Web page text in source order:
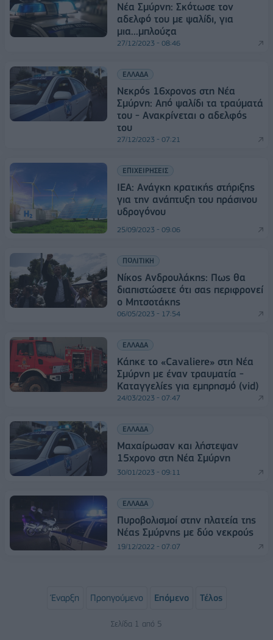
Νέα Σμύρνη: Σκότωσε τον
αδελφό του με ψαλίδι, για
μια...μπλούζα
27/12/2023 - 08:46
ΕΛΛΑΔΑ
Νεκρός 16χρονος στη Νέα
Σμύρνη: Από ψαλίδι τα τραύματά
του - Ανακρίνεται ο αδελφός
του
27/12/2023 - 07:21
ΕΠΙΧΕΙΡΗΣΕΙΣ
IEA: Ανάγκη κρατικής στήριξης
για την ανάπτυξη του πράσινου
υδρογόνου
25/09/2023 - 09:06
ΠΟΛΙΤΙΚΗ
Νίκος Ανδρουλάκης: Πως θα
διαπιστώσετε ότι σας περιφρονεί
ο Μητσοτάκης
06/05/2023 - 17:54
ΕΛΛΑΔΑ
Κάηκε το «Cavaliere» στη Νέα
Σμύρνη με έναν τραυματία -
Καταγγελίες για εμπρησμό (vid)
24/03/2023 - 07:47
ΕΛΛΑΔΑ
Μαχαίρωσαν και λήστεψαν
15χρονο στη Νέα Σμύρνη
30/01/2023 - 09:11
ΕΛΛΑΔΑ
Πυροβολισμοί στην πλατεία της
Νέας Σμύρνης με δύο νεκρούς
19/12/2022 - 07:07
Έναρξη Προηγούμενο Επόμενο Τέλος
Σελίδα 1 από 5